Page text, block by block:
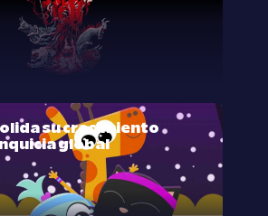
su crecimiento
global